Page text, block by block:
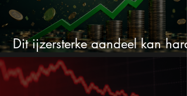
Dit ijzersterke aandeel kan hard
stijgen maar bijna niemand kijkt